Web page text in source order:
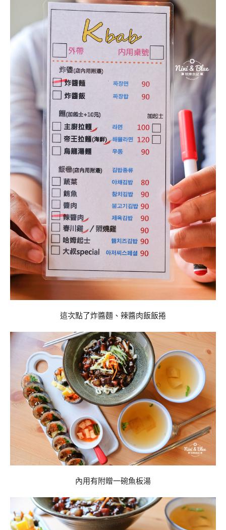
這次點了炸醬麵、辣醬肉飯飯捲
內用有附贈一碗魚板湯